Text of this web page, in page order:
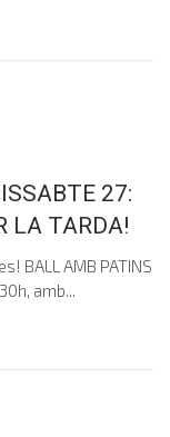
27:
LA TARDA!
BALL AMB PATINS
amb...